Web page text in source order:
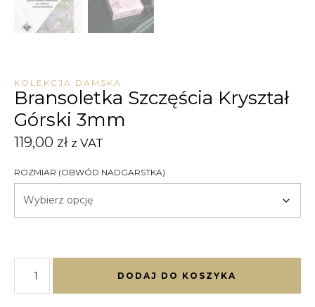
KOLEKCJA DAMSKA
Bransoletka Szczęścia Kryształ
Górski 3mm
119,00 zł z VAT
ROZMIAR (OBWÓD NADGARSTKA)
DODAJ DO KOSZYKA